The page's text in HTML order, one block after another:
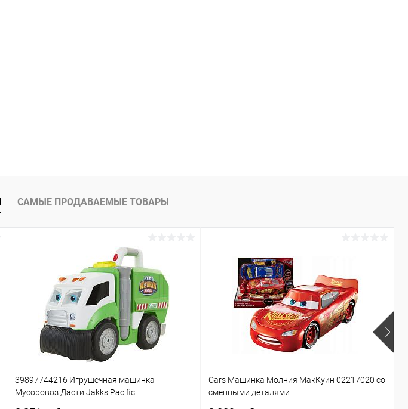
САМЫЕ ПРОДАВАЕМЫЕ ТОВАРЫ
39897744216 Игрушечная машинка
Мусоровоз Дасти Jakks Pacific
Cars Машинка Молния МакКуин 02217020 со
сменными деталями